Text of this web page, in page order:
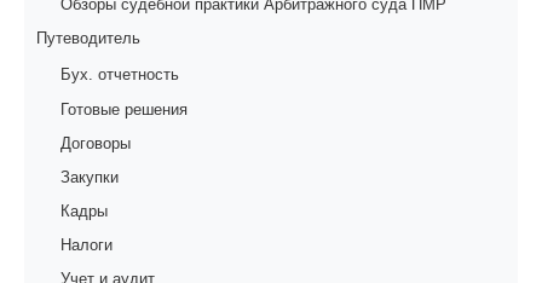
Обзоры судебной практики Арбитражного суда ПМР
Путеводитель
Бух. отчетность
Готовые решения
Договоры
Закупки
Кадры
Налоги
Учет и аудит